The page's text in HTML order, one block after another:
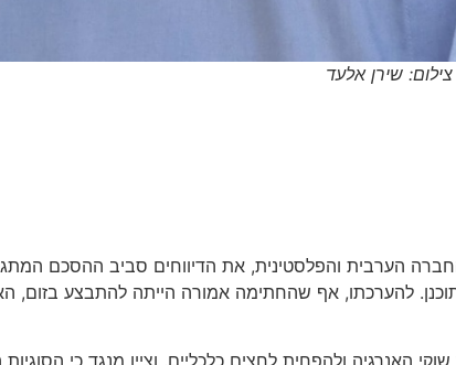
שירן אלעד
הערבית והפלסטינית, את הדיווחים סביב ההסכם
להערכתו, אף שהחתימה אמורה הייתה להתבצע בזום,